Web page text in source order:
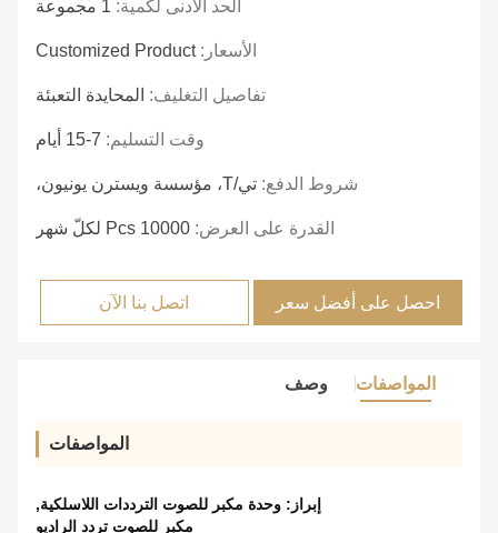
الحد الأدنى لكمية: 1 مجموعة
الأسعار:Customized Product
تفاصيل التغليف: المحايدة التعبئة
وقت التسليم: 7-15 أيام
شروط الدفع: تي/T، مؤسسة ويسترن يونيون،
القدرة على العرض: 10000 Pcs لكلّ شهر
احصل على أفضل سعر اتصل بنا الآن
المواصفات وصف
المواصفات
إبراز: وحدة مكبر للصوت الترددات اللاسلكية,
مكبر للصوت تردد الراديو